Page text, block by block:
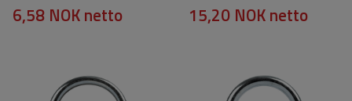
6,58 NOKnetto 15,20 NOKnetto